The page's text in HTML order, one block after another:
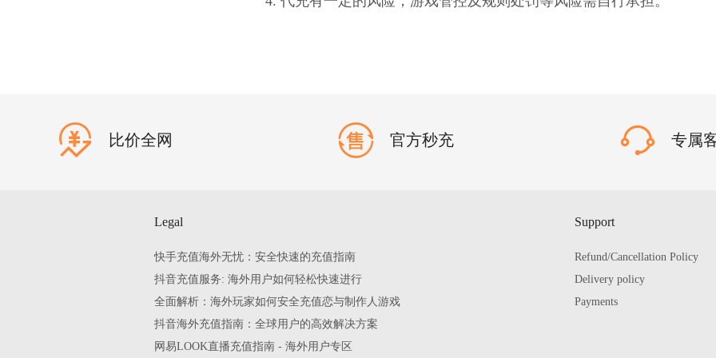
比价全网 官方秒充 专属
Legal
快手充值海外无忧：安全快速的充值指南
抖音充值服务: 海外用户如何轻松快速进行
全面解析：海外玩家如何安全充值恋与制作人游戏
抖音海外充值指南：全球用户的高效解决方案
网易LOOK直播充值指南 - 海外用户专区
Support
Refund/Cancellation Policy
Delivery policy
Payments